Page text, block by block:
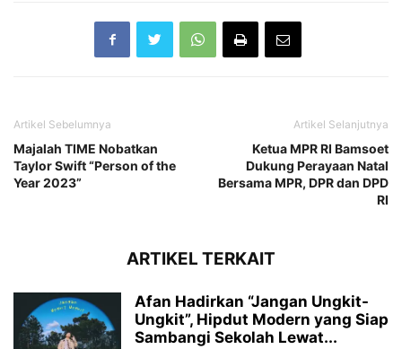
Artikel Sebelumnya
Majalah TIME Nobatkan
Taylor Swift “Person of the
Year 2023”
Artikel Selanjutnya
Ketua MPR RI Bamsoet
Dukung Perayaan Natal
Bersama MPR, DPR dan DPD
RI
ARTIKEL TERKAIT
Afan Hadirkan “Jangan Ungkit-
Ungkit”, Hipdut Modern yang Siap
Sambangi Sekolah Lewat...